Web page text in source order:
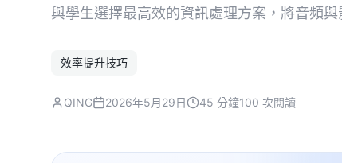
與學生選擇最高效的資訊處理方案，將音頻
效率提升技巧
QING 2026年5月29日 45 分鐘100 次閱讀